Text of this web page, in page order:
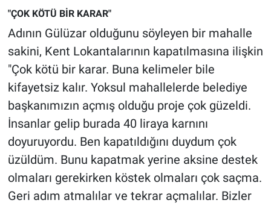
"ÇOK KÖTÜ BİR KARAR"
Adının Gülüzar olduğunu söyleyen bir mahalle
sakini, Kent Lokantalarının kapatılmasına ilişkin
"Çok kötü bir karar. Buna kelimeler bile
kifayetsiz kalır. Yoksul mahallelerde belediye
başkanımızın açmış olduğu proje çok güzeldi.
İnsanlar gelip burada 40 liraya karnını
doyuruyordu. Ben kapatıldığını duydum çok
üzüldüm. Bunu kapatmak yerine aksine destek
olmaları gerekirken köstek olmaları çok saçma.
Geri adım atmalılar ve tekrar açmalılar. Bizler